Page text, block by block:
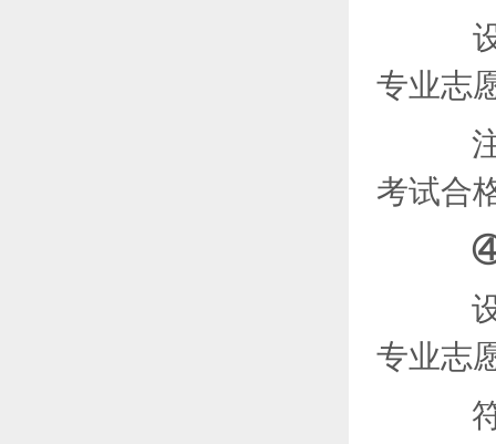
设
专业志
注
考试合
设
专业志
符